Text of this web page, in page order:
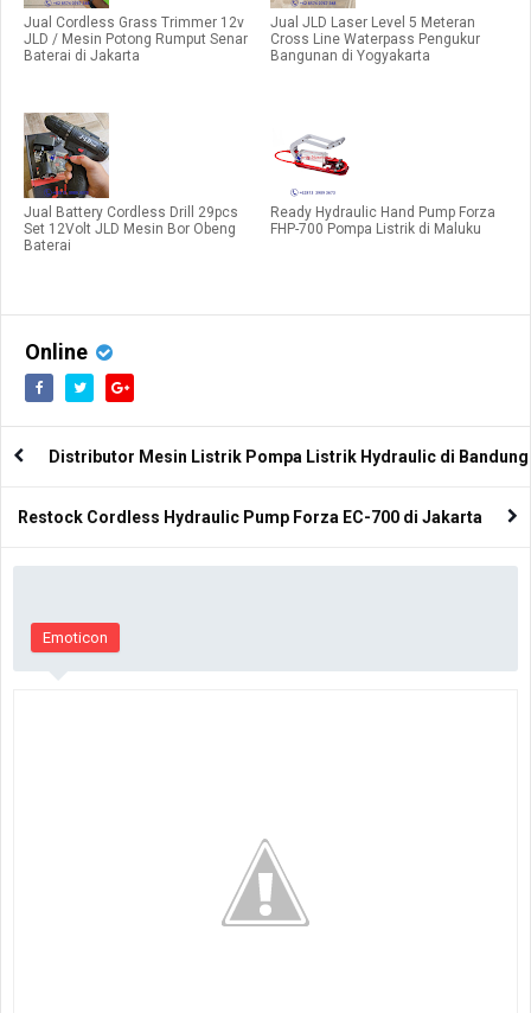
Jual Cordless Grass Trimmer 12v
JLD / Mesin Potong Rumput Senar
Baterai di Jakarta
Jual JLD Laser Level 5 Meteran
Cross Line Waterpass Pengukur
Bangunan di Yogyakarta
Jual Battery Cordless Drill 29pcs
Set 12Volt JLD Mesin Bor Obeng
Baterai
Ready Hydraulic Hand Pump Forza
FHP-700 Pompa Listrik di Maluku
Online
Distributor Mesin Listrik Pompa Listrik Hydraulic di Bandung
Restock Cordless Hydraulic Pump Forza EC-700 di Jakarta
Emoticon